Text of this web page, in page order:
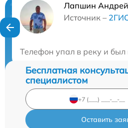
Лапшин Андрей
Источник –
Телефон упал в реку и был
Нужна
Бесплатная
специалистом
Оставить